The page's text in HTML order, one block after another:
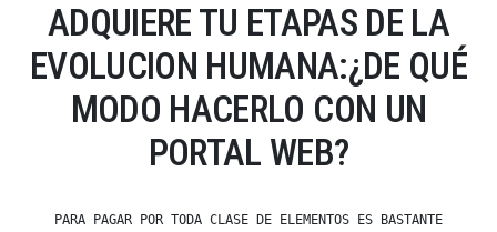
ADQUIERE TU ETAPAS DE LA
EVOLUCION HUMANA:¿DE QUÉ
MODO HACERLO CON UN
PORTAL WEB?
PARA PAGAR POR TODA CLASE DE ELEMENTOS ES BASTANTE